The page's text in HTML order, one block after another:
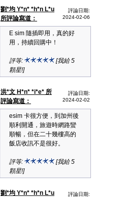
劉*均 Y*n* *h*n L*u
所評論寫道：
評論日期:
2024-02-06
E sim 隨插即用，真的好
用，持續回購中！
評等:
[我給 5
顆星!]
洪*文 H*n* *i*e* 所
評論寫道：
評論日期:
2024-02-02
esim 卡很方便，到加州後
順利開通，旅遊時網路蠻
順暢，但在二十幾樓高的
飯店收訊不是很好。
評等:
[我給 5
顆星!]
劉*均 Y*n* *h*n L*u 評論日期: